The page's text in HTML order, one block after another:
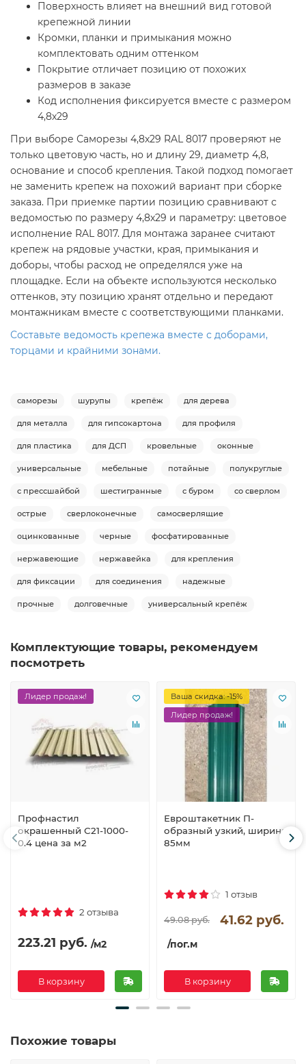
Поверхность влияет на внешний вид готовой
крепежной линии
Кромки, планки и примыкания можно
комплектовать одним оттенком
Покрытие отличает позицию от похожих
размеров в заказе
Код исполнения фиксируется вместе с размером
4,8х29
При выборе Саморезы 4,8х29 RAL 8017 проверяют не
только цветовую часть, но и длину 29, диаметр 4,8,
основание и способ крепления. Такой подход помогает
не заменить крепеж на похожий вариант при сборке
заказа. При приемке партии позицию сравнивают с
ведомостью по размеру 4,8х29 и параметру: цветовое
исполнение RAL 8017. Для монтажа заранее считают
крепеж на рядовые участки, края, примыкания и
доборы, чтобы расход не определялся уже на
площадке. Если на объекте используются несколько
оттенков, эту позицию хранят отдельно и передают
монтажникам вместе с соответствующими планками.
Составьте ведомость крепежа вместе с доборами,
торцами и крайними зонами.
саморезы шурупы крепёж для дерева
для металла для гипсокартона для профиля
для пластика для ДСП кровельные оконные
универсальные мебельные потайные полукруглые
с прессшайбой шестигранные с буром со сверлом
острые сверлоконечные самосверлящие
оцинкованные черные фосфатированные
нержавеющие нержавейка для крепления
для фиксации для соединения надежные
прочные долговечные универсальный крепёж
Комплектующие товары, рекомендуем
посмотреть
Лидер продаж!
Профнастил
окрашенный С21-1000-
0.4 цена за м2
2 отзыва
223.21 руб. /м2
В корзину
Ваша скидка: -15%
Лидер продаж!
Евроштакетник П-
образный узкий, ширина
85мм
1 отзыв
49.08 руб. 41.62 руб.
/пог.м
В корзину
Похожие товары